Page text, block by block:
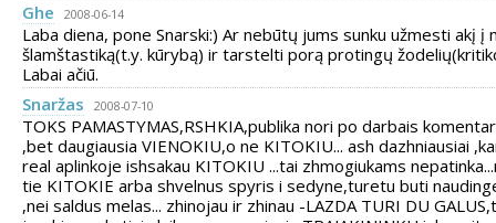
Ghe
2008-06-14
Laba diena, pone Snarski:) Ar nebūtų jums sunku užmesti akį į
šlamštastiką(t.y. kūrybą) ir tarstelti porą protingų
Labai ačiū.
Snaržas
2008-07-10
TOKS PAMASTYMAS,RSHKIA,publika nori po darbais
,bet daugiausia VIENOKIU,o ne KITOKIU... ash dazhniausiai
real aplinkoje ishsakau KITOKIU ...tai zhmogiukams
tie KITOKIE arba shvelnus spyris i sedyne,turetu buti
,nei saldus melas... zhinojau ir zhinau -LAZDA TURI DU